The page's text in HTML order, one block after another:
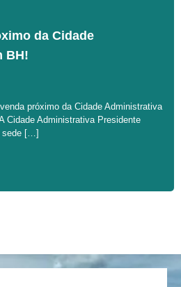
da Cidade
BH!
próximo da Cidade Administrativa
Cidade Administrativa Presidente
sede […]